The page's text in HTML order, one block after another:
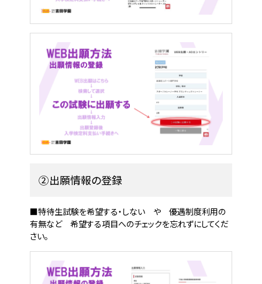
②出願情報の登録
■特待生試験を希望する・しない や 優遇制度利用の
有無など 希望する項目へのチェックを忘れずにしてくだ
さい。